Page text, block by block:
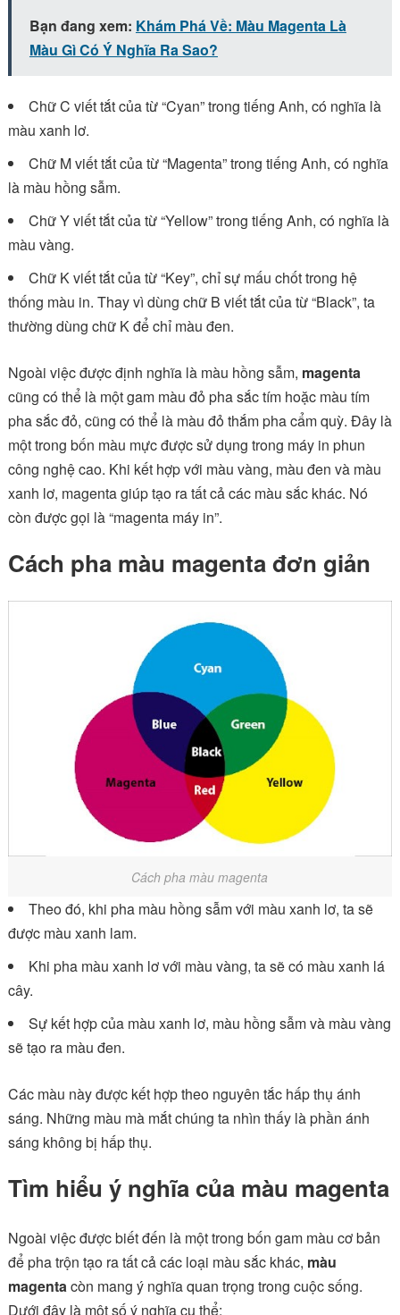
Bạn đang xem: Khám Phá Về: Màu Magenta Là
Màu Gì Có Ý Nghĩa Ra Sao?
Chữ C viết tắt của từ “Cyan” trong tiếng Anh, có nghĩa là
màu xanh lơ.
Chữ M viết tắt của từ “Magenta” trong tiếng Anh, có nghĩa
là màu hồng sẫm.
Chữ Y viết tắt của từ “Yellow” trong tiếng Anh, có nghĩa là
màu vàng.
Chữ K viết tắt của từ “Key”, chỉ sự mấu chốt trong hệ
thống màu in. Thay vì dùng chữ B viết tắt của từ “Black”, ta
thường dùng chữ K để chỉ màu đen.
Ngoài việc được định nghĩa là màu hồng sẫm, magenta
cũng có thể là một gam màu đỏ pha sắc tím hoặc màu tím
pha sắc đỏ, cũng có thể là màu đỏ thắm pha cẩm quỳ. Đây là
một trong bốn màu mực được sử dụng trong máy in phun
công nghệ cao. Khi kết hợp với màu vàng, màu đen và màu
xanh lơ, magenta giúp tạo ra tất cả các màu sắc khác. Nó
còn được gọi là “magenta máy in”.
Cách pha màu magenta đơn giản
Cách pha màu magenta
Theo đó, khi pha màu hồng sẫm với màu xanh lơ, ta sẽ
được màu xanh lam.
Khi pha màu xanh lơ với màu vàng, ta sẽ có màu xanh lá
cây.
Sự kết hợp của màu xanh lơ, màu hồng sẫm và màu vàng
sẽ tạo ra màu đen.
Các màu này được kết hợp theo nguyên tắc hấp thụ ánh
sáng. Những màu mà mắt chúng ta nhìn thấy là phần ánh
sáng không bị hấp thụ.
Tìm hiểu ý nghĩa của màu magenta
Ngoài việc được biết đến là một trong bốn gam màu cơ bản
để pha trộn tạo ra tất cả các loại màu sắc khác, màu
magentacòn mang ý nghĩa quan trọng trong cuộc sống.
Dưới đây là một số ý nghĩa cụ thể: